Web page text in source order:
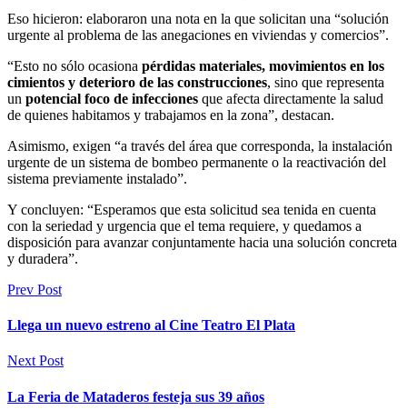
Eso hicieron: elaboraron una nota en la que solicitan una “solución
urgente al problema de las anegaciones en viviendas y comercios”.
“Esto no sólo ocasiona pérdidas materiales, movimientos en los
cimientos y deterioro de las construcciones, sino que representa
un potencial foco de infecciones que afecta directamente la salud
de quienes habitamos y trabajamos en la zona”, destacan.
Asimismo, exigen “a través del área que corresponda, la instalación
urgente de un sistema de bombeo permanente o la reactivación del
sistema previamente instalado”.
Y concluyen: “Esperamos que esta solicitud sea tenida en cuenta
con la seriedad y urgencia que el tema requiere, y quedamos a
disposición para avanzar conjuntamente hacia una solución concreta
y duradera”.
Prev Post
Llega un nuevo estreno al Cine Teatro El Plata
Next Post
La Feria de Mataderos festeja sus 39 años